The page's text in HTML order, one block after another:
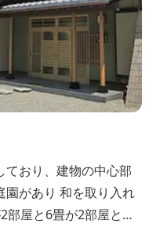
ており、建物の中心部
園があり 和を取り入れ
部屋と6畳が2部屋とな